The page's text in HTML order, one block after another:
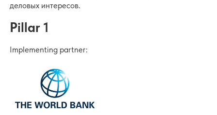
деловых интересов.
Pillar 1
Implementing partner: